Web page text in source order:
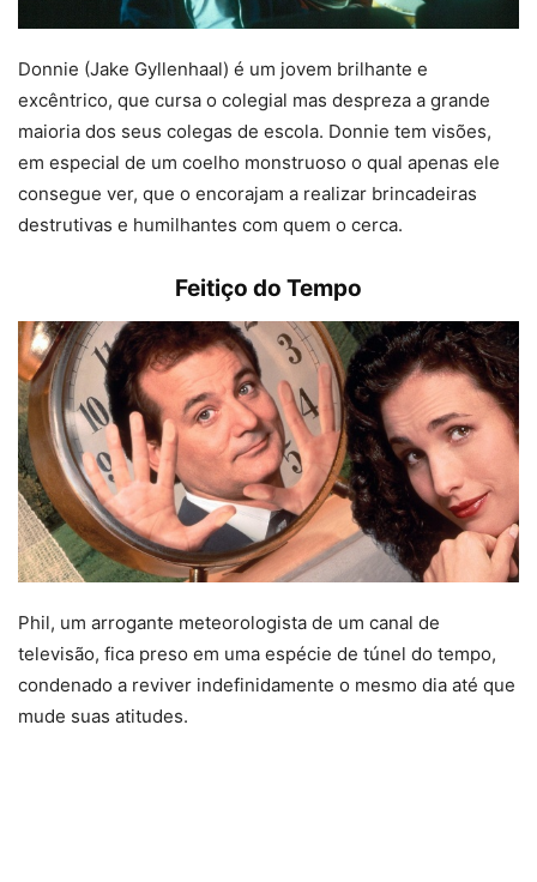
Donnie (Jake Gyllenhaal) é um jovem brilhante e
excêntrico, que cursa o colegial mas despreza a grande
maioria dos seus colegas de escola. Donnie tem visões,
em especial de um coelho monstruoso o qual apenas ele
consegue ver, que o encorajam a realizar brincadeiras
destrutivas e humilhantes com quem o cerca.
Feitiço do Tempo
Phil, um arrogante meteorologista de um canal de
televisão, fica preso em uma espécie de túnel do tempo,
condenado a reviver indefinidamente o mesmo dia até que
mude suas atitudes.